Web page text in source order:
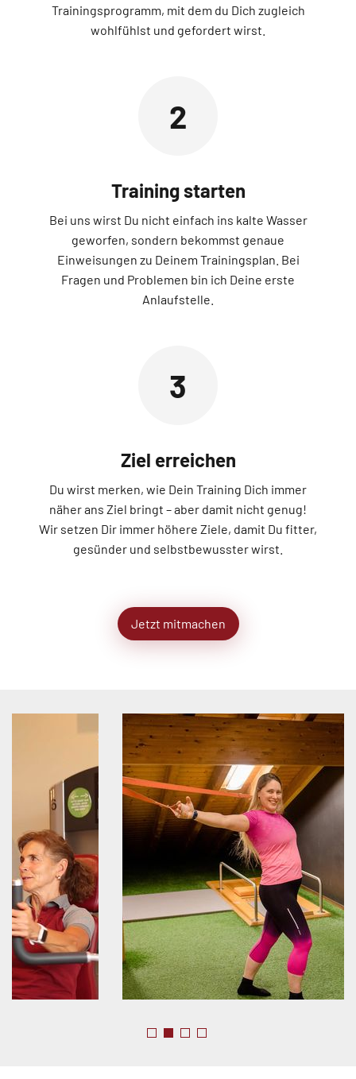
Trainingsprogramm, mit dem du Dich zugleich
wohlfühlst und gefordert wirst.
2
Training starten
Bei uns wirst Du nicht einfach ins kalte Wasser
geworfen, sondern bekommst genaue
Einweisungen zu Deinem Trainingsplan. Bei
Fragen und Problemen bin ich Deine erste
Anlaufstelle.
3
Ziel erreichen
Du wirst merken, wie Dein Training Dich immer
näher ans Ziel bringt – aber damit nicht genug!
Wir setzen Dir immer höhere Ziele, damit Du fitter,
gesünder und selbstbewusster wirst.
Jetzt mitmachen